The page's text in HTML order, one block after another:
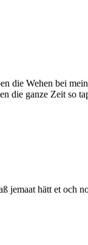
die Wehen bei
die ganze Zeit so
jemaat hätt et och